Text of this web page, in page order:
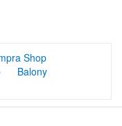
Shop
Balony